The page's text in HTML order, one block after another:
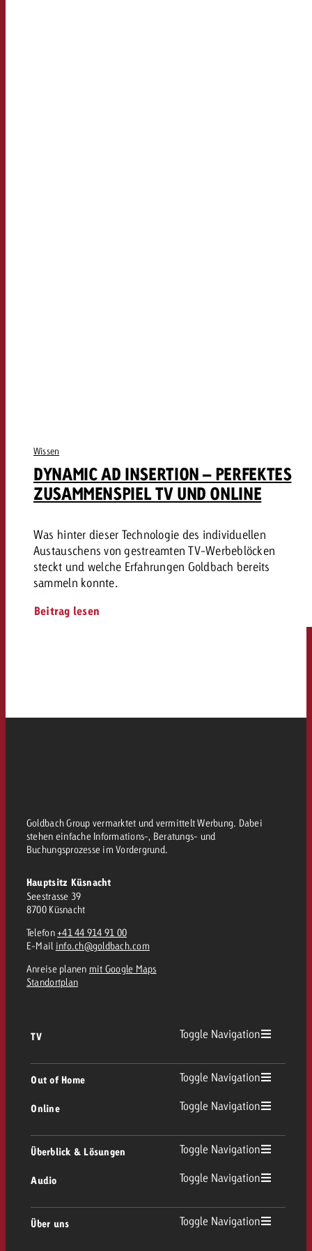
Wissen
DYNAMIC AD INSERTION – PERFEKTES
ZUSAMMENSPIEL TV UND ONLINE
Was hinter dieser Technologie des individuellen
Austauschens von gestreamten TV-Werbeblöcken
steckt und welche Erfahrungen Goldbach bereits
sammeln konnte.
Beitrag lesen
Goldbach Group vermarktet und vermittelt Werbung. Dabei
stehen einfache Informations-, Beratungs- und
Buchungsprozesse im Vordergrund.
Hauptsitz Küsnacht
Seestrasse 39
8700 Küsnacht
Telefon +41 44 914 91 00
E-Mail info.ch@goldbach.com
Anreise planen mit Google Maps
Standortplan
TV Toggle Navigation
Werberichtlinien
Out of Home Toggle Navigation
Out of Home Übersicht
Plakatwerbung
Digital Out of Home
Online Toggle Navigation
Überblick & Lösungen Toggle Navigation
Beratung & Crossmedia
Audio Toggle Navigation
Über uns Toggle Navigation